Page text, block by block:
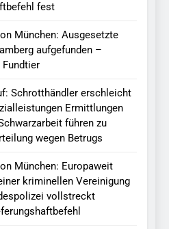
fest
München: Ausgesetzte
aufgefunden –
Schrotthändler erschleicht
Ermittlungen
führen zu
wegen Betrugs
München: Europaweit
kriminellen Vereinigung
vollstreckt